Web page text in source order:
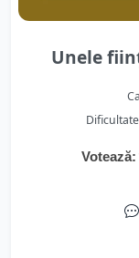
Unele
Votează: